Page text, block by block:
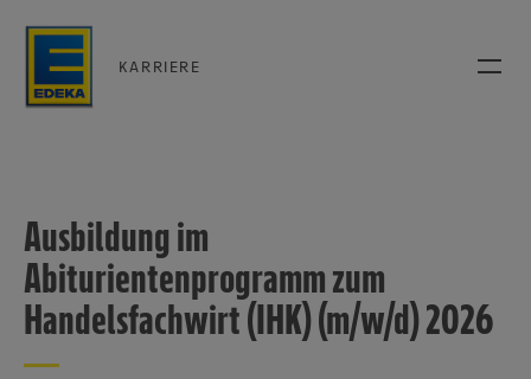
KARRIERE
Ausbildung im
Abiturientenprogramm zum
Handelsfachwirt (IHK) (m/w/d) 2026